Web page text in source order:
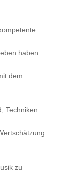
haben
dem
Techniken
zu